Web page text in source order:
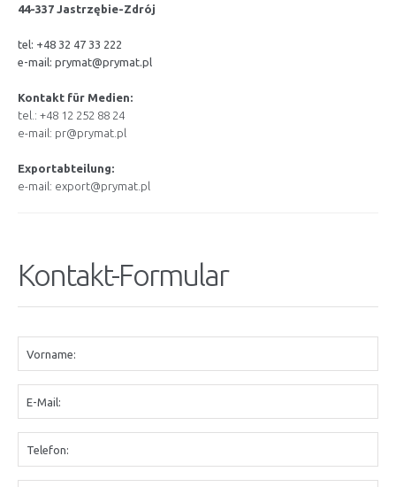
44-337 Jastrzębie-Zdrój
tel: +48 32 47 33 222
e-mail: prymat@prymat.pl
Kontakt für Medien:
tel.: +48 12 252 88 24
e-mail: pr@prymat.pl
Exportabteilung:
e-mail: export@prymat.pl
Kontakt-Formular